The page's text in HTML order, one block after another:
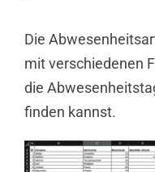
Die
mit verschiedenen
die
finden kannst.